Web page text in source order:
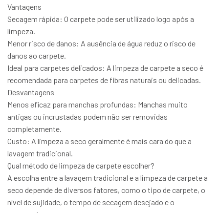
Vantagens
Secagem rápida: O carpete pode ser utilizado logo após a
limpeza.
Menor risco de danos: A ausência de água reduz o risco de
danos ao carpete.
Ideal para carpetes delicados: A limpeza de carpete a seco é
recomendada para carpetes de fibras naturais ou delicadas.
Desvantagens
Menos eficaz para manchas profundas: Manchas muito
antigas ou incrustadas podem não ser removidas
completamente.
Custo: A limpeza a seco geralmente é mais cara do que a
lavagem tradicional.
Qual método de limpeza de carpete escolher?
A escolha entre a lavagem tradicional e a limpeza de carpete a
seco depende de diversos fatores, como o tipo de carpete, o
nível de sujidade, o tempo de secagem desejado e o